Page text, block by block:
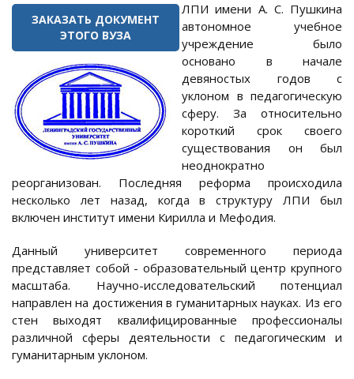
ЗАКАЗАТЬ ДОКУМЕНТ
ЭТОГО ВУЗА
ЛПИ имени А. С. Пушкина
автономное учебное
учреждение было
основано в начале
девяностых годов с
уклоном в педагогическую
сферу. За относительно
короткий срок своего
существования он был
неоднократно
реорганизован. Последняя реформа происходила
несколько лет назад, когда в структуру ЛПИ был
включен институт имени Кирилла и Мефодия.
Данный университет современного периода
представляет собой - образовательный центр крупного
масштаба. Научно-исследовательский потенциал
направлен на достижения в гуманитарных науках. Из его
стен выходят квалифицированные профессионалы
различной сферы деятельности с педагогическим и
гуманитарным уклоном.